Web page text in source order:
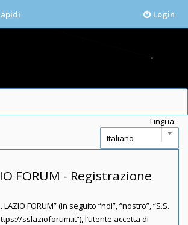
Login
Lingua:
FORUM - Registrazione
FORUM” (in seguito “noi”, “nostro”, “S.S.
sslazioforum.it”), l’utente accetta di